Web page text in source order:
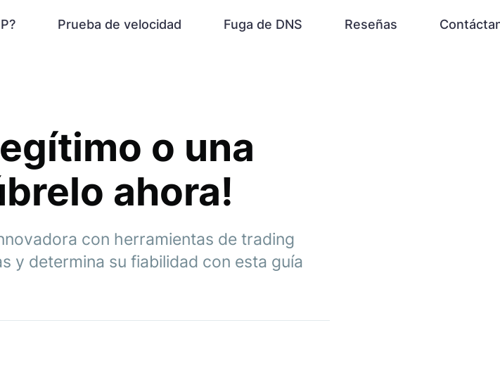
Prueba de velocidad Fuga de DNS Reseñas
o una
ahora!
con herramientas de trading
y determina su fiabilidad con esta guía